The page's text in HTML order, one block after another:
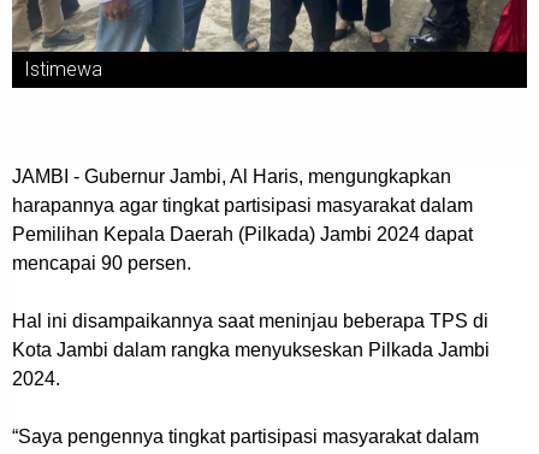
Istimewa
JAMBI - Gubernur Jambi, Al Haris, mengungkapkan
harapannya agar tingkat partisipasi masyarakat dalam
Pemilihan Kepala Daerah (Pilkada) Jambi 2024 dapat
mencapai 90 persen.
Hal ini disampaikannya saat meninjau beberapa TPS di
Kota Jambi dalam rangka menyukseskan Pilkada Jambi
2024.
“Saya pengennya tingkat partisipasi masyarakat dalam